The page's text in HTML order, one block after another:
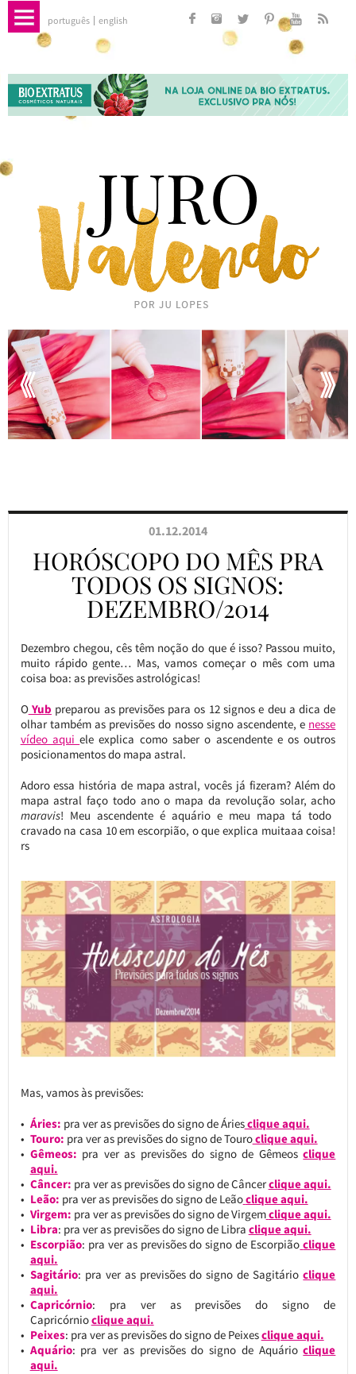
português english
01.12.2014
HORÓSCOPO DO MÊS PRA
TODOS OS SIGNOS:
DEZEMBRO/2014
Dezembro chegou, cês têm noção do que é isso? Passou muito,
muito rápido gente… Mas, vamos começar o mês com uma
coisa boa: as previsões astrológicas!
OYub preparou as previsões para os 12 signos e deu a dica de
olhar também as previsões do nosso signo ascendente, e nesse
vídeo aquiele explica como saber o ascendente e os outros
posicionamentos do mapa astral.
Adoro essa história de mapa astral, vocês já fizeram? Além do
mapa astral faço todo ano o mapa da revolução solar, acho
maravis! Meu ascendente é aquário e meu mapa tá todo
cravado na casa 10 em escorpião, o que explica muitaaa coisa!
rs
Mas, vamos às previsões:
Áries: pra ver as previsões do signo de Áriesclique aqui.
Touro: pra ver as previsões do signo de Touroclique aqui.
Gêmeos: pra ver as previsões do signo de Gêmeos clique
aqui.
Câncer: pra ver as previsões do signo de Câncerclique aqui.
Leão: pra ver as previsões do signo de Leãoclique aqui.
Virgem: pra ver as previsões do signo de Virgemclique aqui.
Libra: pra ver as previsões do signo de Libra clique aqui.
Escorpião: pra ver as previsões do signo de Escorpião clique
aqui.
Sagitário: pra ver as previsões do signo de Sagitárioclique
aqui.
Capricórnio: pra ver as previsões do signo de
Capricórnioclique aqui.
Peixes: pra ver as previsões do signo de Peixesclique aqui.
Aquário: pra ver as previsões do signo de Aquárioclique
aqui.